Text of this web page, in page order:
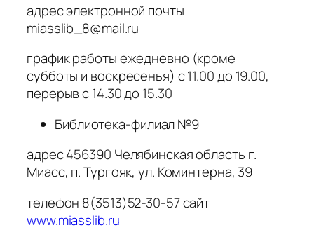
адрес электронной почты
miasslib_8@mail.ru
график работы ежедневно (кроме
субботы и воскресенья) с 11.00 до 19.00,
перерыв с 14.30 до 15.30
Библиотека-филиал №9
адрес 456390 Челябинская область г.
Миасс, п. Тургояк, ул. Коминтерна, 39
телефон 8(3513)52-30-57 сайт
www.miasslib.ru